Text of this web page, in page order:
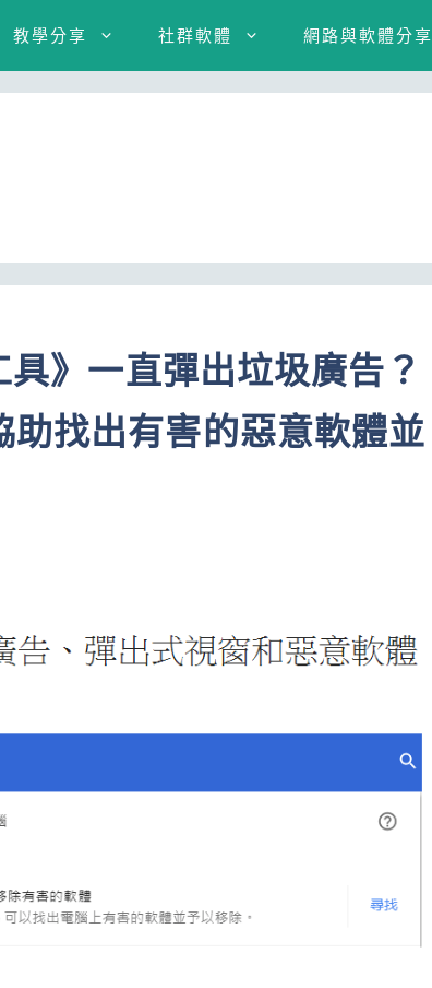
教學分享 社群軟體 網路與軟體分享
》一直彈出垃圾廣告？
找出有害的惡意軟體並